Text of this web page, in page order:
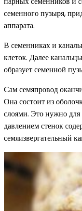
семенного пузыря,
аппарата.
В семенниках и
клеток. Далее
образует семенной
Сам семяпровод
Она состоит из
слоями. Это нужно для
давлением стенок
семяизвергательный